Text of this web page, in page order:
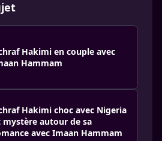
Hakimi en couple avec
Hammam
Hakimi choc avec Nigeria
mystère autour de sa
avec Imaan Hammam